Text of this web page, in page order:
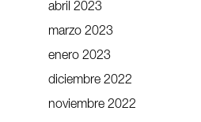
abril 2023
marzo 2023
enero 2023
diciembre 2022
noviembre 2022